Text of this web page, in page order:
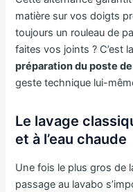
matière sur vos doigts
toujours un rouleau de
faites vos joints ? C’est
préparation du poste
geste technique lui-
Le lavage
et à l’eau chaude
Une fois le plus gros de
passage au lavabo